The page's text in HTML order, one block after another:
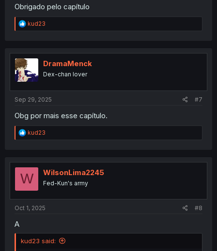
Obrigado pelo capítulo
R
e
t
i
o
n
kud23
DramaMenck
Dex-chan lover
Sep 29, 2025 #7
Obg por mais esse capítulo.
R
e
t
o
kud23
W WilsonLima2245
Fed-Kun's army
Oct 1, 2025 #8
A
kud23 said: